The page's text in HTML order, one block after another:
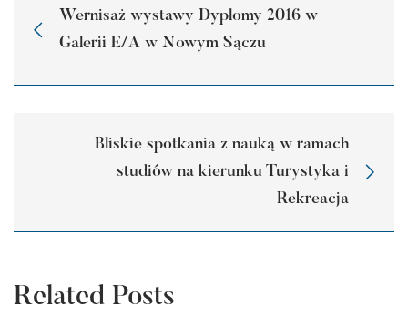
Wernisaż wystawy Dyplomy 2016 w
Galerii E/A w Nowym Sączu
Bliskie spotkania z nauką w ramach
studiów na kierunku Turystyka i
Rekreacja
Related Posts